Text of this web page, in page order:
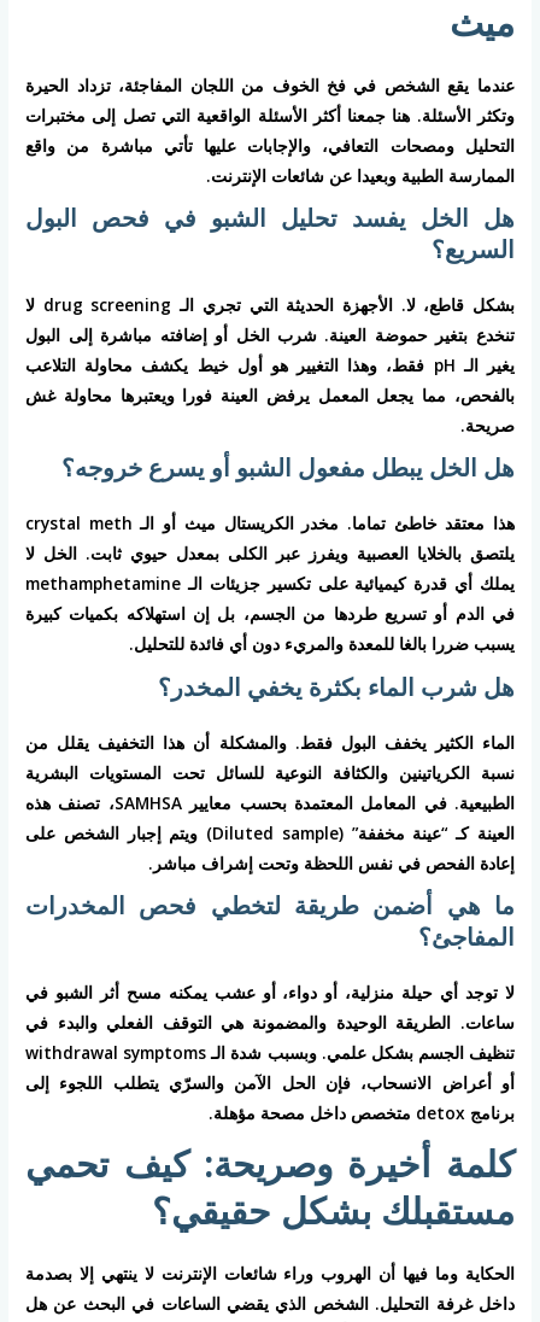
ميث
عندما يقع الشخص في فخ الخوف من اللجان المفاجئة، تزداد الحيرة
وتكثر الأسئلة. هنا جمعنا أكثر الأسئلة الواقعية التي تصل إلى مختبرات
التحليل ومصحات التعافي، والإجابات عليها تأتي مباشرة من واقع
الممارسة الطبية وبعيدا عن شائعات الإنترنت.
هل الخل يفسد تحليل الشبو في فحص البول
السريع؟
بشكل قاطع، لا. الأجهزة الحديثة التي تجري الـ drug screening لا
تنخدع بتغير حموضة العينة. شرب الخل أو إضافته مباشرة إلى البول
يغير الـ pH فقط، وهذا التغيير هو أول خيط يكشف محاولة التلاعب
بالفحص، مما يجعل المعمل يرفض العينة فورا ويعتبرها محاولة غش
صريحة.
هل الخل يبطل مفعول الشبو أو يسرع خروجه؟
هذا معتقد خاطئ تماما. مخدر الكريستال ميث أو الـ crystal meth
يلتصق بالخلايا العصبية ويفرز عبر الكلى بمعدل حيوي ثابت. الخل لا
يملك أي قدرة كيميائية على تكسير جزيئات الـ methamphetamine
في الدم أو تسريع طردها من الجسم، بل إن استهلاكه بكميات كبيرة
يسبب ضررا بالغا للمعدة والمريء دون أي فائدة للتحليل.
هل شرب الماء بكثرة يخفي المخدر؟
الماء الكثير يخفف البول فقط. والمشكلة أن هذا التخفيف يقلل من
نسبة الكرياتينين والكثافة النوعية للسائل تحت المستويات البشرية
الطبيعية. في المعامل المعتمدة بحسب معايير SAMHSA، تصنف هذه
العينة كـ “عينة مخففة” (Diluted sample) ويتم إجبار الشخص على
إعادة الفحص في نفس اللحظة وتحت إشراف مباشر.
ما هي أضمن طريقة لتخطي فحص المخدرات
المفاجئ؟
لا توجد أي حيلة منزلية، أو دواء، أو عشب يمكنه مسح أثر الشبو في
ساعات. الطريقة الوحيدة والمضمونة هي التوقف الفعلي والبدء في
تنظيف الجسم بشكل علمي. وبسبب شدة الـ withdrawal symptoms
أو أعراض الانسحاب، فإن الحل الآمن والسرّي يتطلب اللجوء إلى
برنامج detox متخصص داخل مصحة مؤهلة.
كلمة أخيرة وصريحة: كيف تحمي
مستقبلك بشكل حقيقي؟
الحكاية وما فيها أن الهروب وراء شائعات الإنترنت لا ينتهي إلا بصدمة
داخل غرفة التحليل. الشخص الذي يقضي الساعات في البحث عن هل